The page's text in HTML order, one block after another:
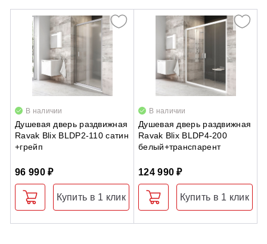
В наличии
Душевая дверь раздвижная
Ravak Blix BLDP2-110 сатин
+грейп
96 990 ₽
Купить в 1 клик
В наличии
Душевая дверь раздвижная
Ravak Blix BLDP4-200
белый+транспарент
124 990 ₽
Купить в 1 клик